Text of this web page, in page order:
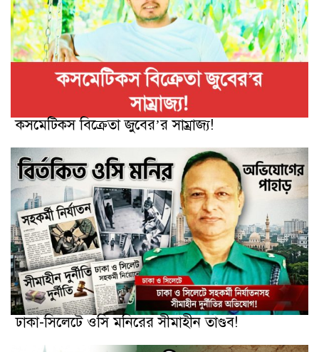
কসমেটিকস বিক্রেতা জুবের’র সাম্রাজ্য!
ঢাকা-সিলেটে ওসি মনিরের সীমাহীন তাণ্ডব!